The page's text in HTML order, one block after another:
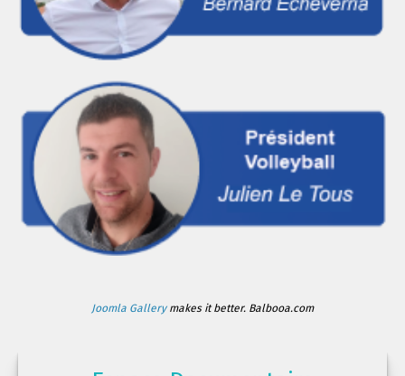
Joomla Gallerymakes it better. Balbooa.com